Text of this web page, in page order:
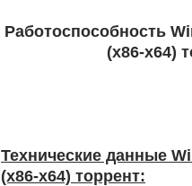
Работоспособность
(x86-x64)
Технические данные
(x86-x64) торрент: